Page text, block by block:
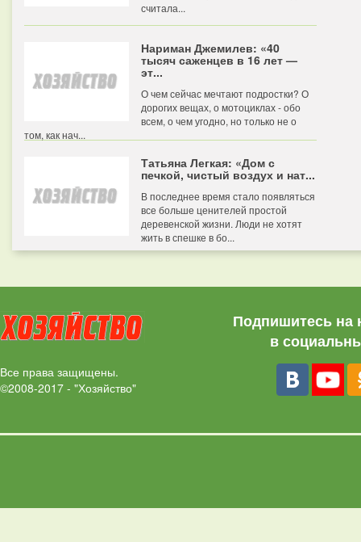
считала...
Нариман Джемилев: «40
тысяч саженцев в 16 лет —
эт...
О чем сейчас мечтают подростки? О
дорогих вещах, о мотоциклах - обо
всем, о чем угодно, но только не о
том, как нач...
Татьяна Легкая: «Дом с
печкой, чистый воздух и нат...
В последнее время стало появляться
все больше ценителей простой
деревенской жизни. Люди не хотят
жить в спешке в бо...
Все права защищены.
©2008-2017 - "Хозяйство"
Подпишитесь на
в